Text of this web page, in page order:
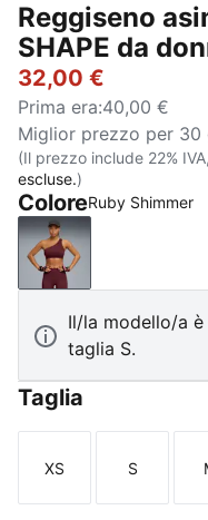
Reggiseno
SHAPE da
32,00 €
Prima era:40,00 €
Miglior prezzo per 30
(Il prezzo include 22%
escluse.)
ColoreRuby Shimmer
Ruby Shimmer
Il/la modello/a
taglia S.
Taglia
Taglia
XS
Taglia
S